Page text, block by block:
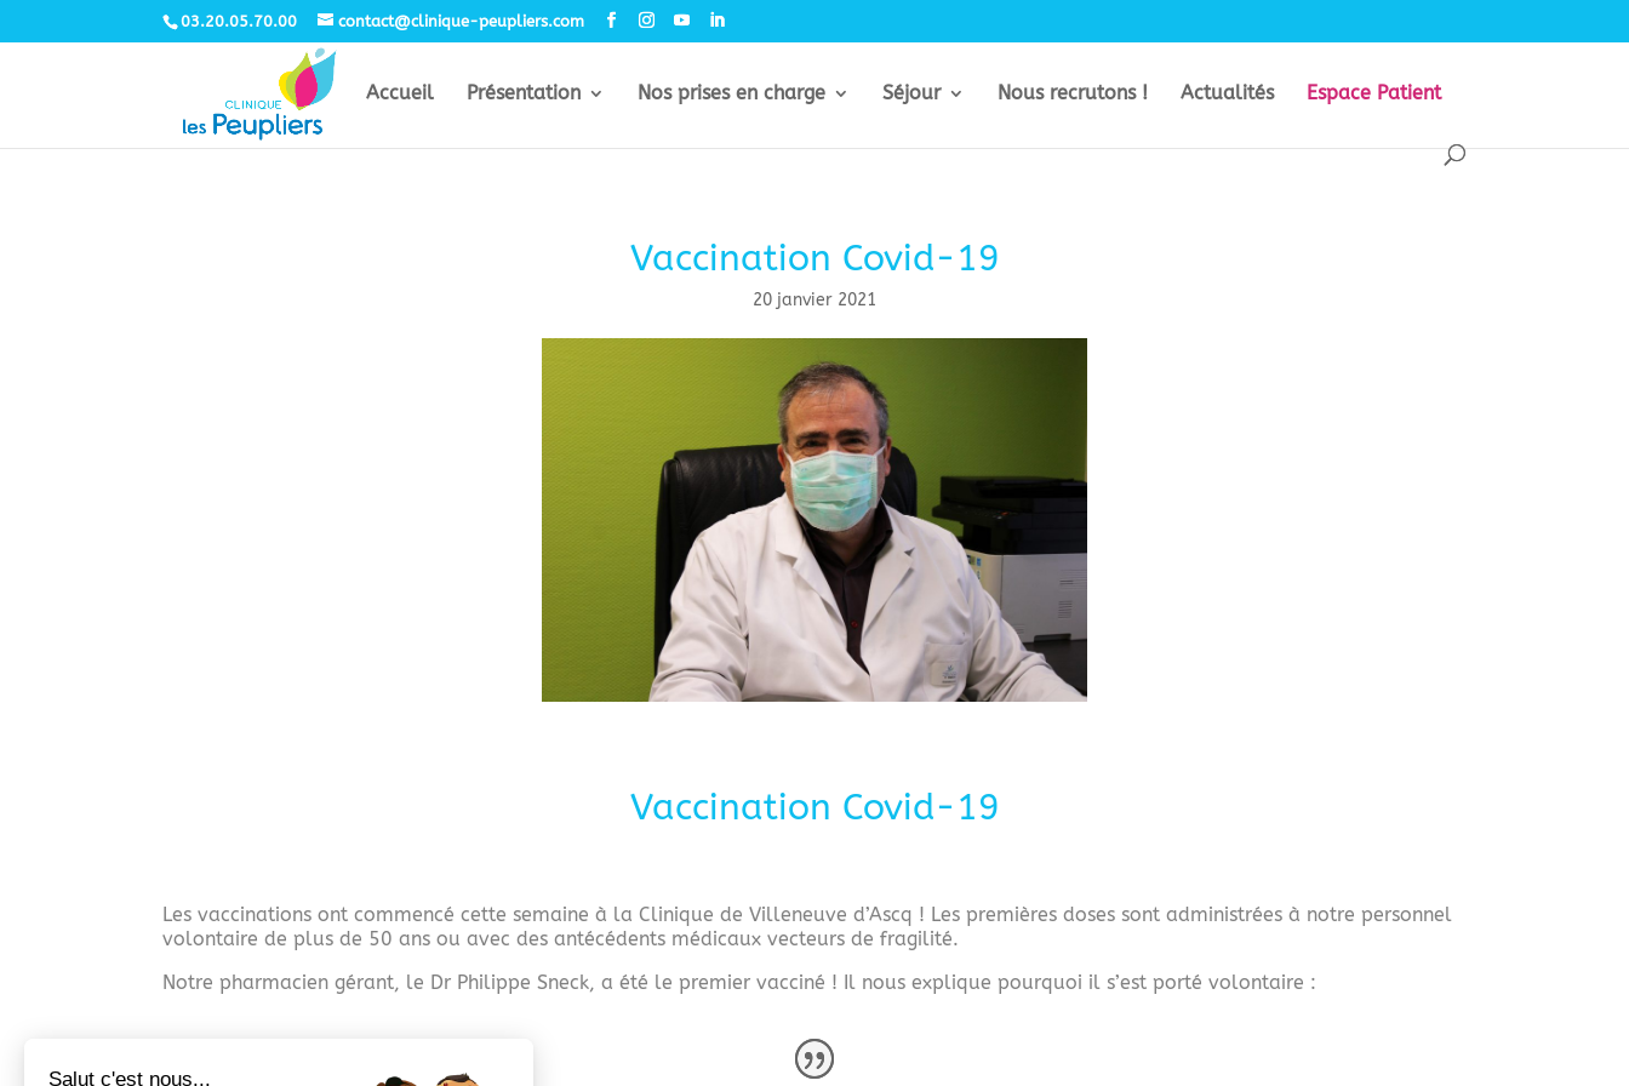
03.20.05.70.00 contact@clinique-peupliers.com
Accueil Présentation Nos prises en charge Séjour Nous recrutons ! Actualités Espace Patient
Vaccination Covid-19
20 janvier 2021
Vaccination Covid-19
Les vaccinations ont commencé cette semaine à la Clinique de Villeneuve d’Ascq ! Les premières doses sont administrées à notre personnel
volontaire de plus de 50 ans ou avec des antécédents médicaux vecteurs de fragilité.
Notre pharmacien gérant, le Dr Philippe Sneck, a été le premier vacciné ! Il nous explique pourquoi il s’est porté volontaire :
Salut c'est nous...